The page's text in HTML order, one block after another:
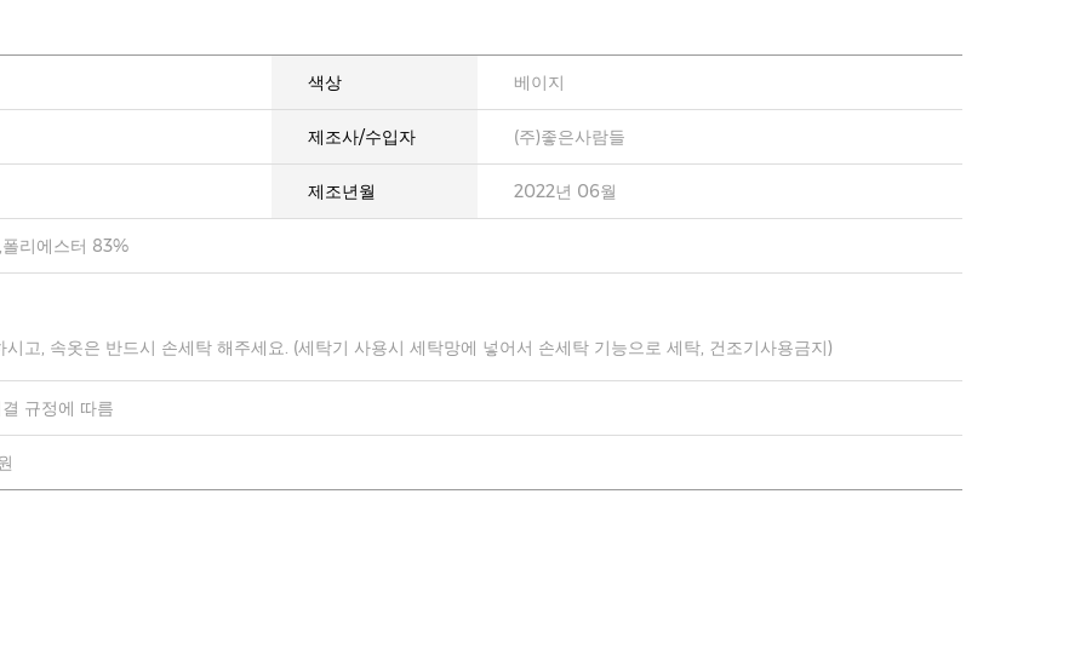
색상 베이지
제조사/수입자 (주)좋은사람들
제조년월 2022년 06월
폴리에스터 83%
고, 속옷은 반드시 손세탁 해주세요. (세탁기 사용시 세탁망에 넣어서 손세탁 기능으로 세탁, 건조기사용금지)
규정에 따름